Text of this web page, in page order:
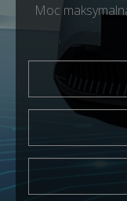
Moc